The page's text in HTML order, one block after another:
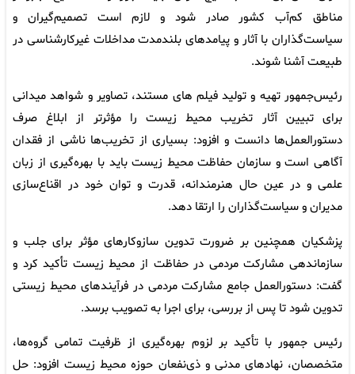
مناطق کم‌آب کشور صادر شود و لازم است تصمیم‌گیران و
سیاست‌گذاران با آثار و پیامدهای بلندمدت مداخلات غیرکارشناسی در
طبیعت آشنا شوند.
رئیس‌جمهور تهیه و تولید فیلم های مستند، تصاویر و شواهد میدانی
برای تبیین آثار تخریب محیط زیست را مؤثرتر از ابلاغ صرف
دستورالعمل‌ها دانست و افزود: بسیاری از تخریب‌ها ناشی از فقدان
آگاهی است و سازمان حفاظت محیط زیست باید با بهره‌گیری از زبان
علمی و در عین حال هنرمندانه، قدرت و توان خود در اقناع‌سازی
مدیران و سیاست‌گذاران را ارتقا دهد.
پزشکیان همچنین بر ضرورت تدوین سازوکارهای مؤثر برای جلب و
سازماندهی مشارکت مردمی در حفاظت از محیط زیست تأکید کرد و
گفت: دستورالعمل جامع مشارکت مردمی در فرآیندهای محیط زیستی
تدوین شود تا پس از بررسی، برای اجرا به تصویب برسد.
رئیس جمهور با تأکید بر لزوم بهره‌گیری از ظرفیت تمامی گروه‌ها،
متخصصان، نهادهای مدنی و ذی‌نفعان حوزه محیط زیست افزود: حل